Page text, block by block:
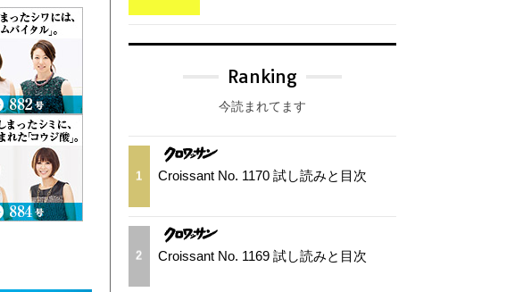
Ranking
今読まれてます
1 Croissant No. 1170 試し読みと目次
2 Croissant No. 1169 試し読みと目次